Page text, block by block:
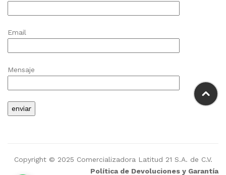
Email
Mensaje
Copyright © 2025 Comercializadora Latitud 21 S.A. de C.V.
Política de Devoluciones y Garantía